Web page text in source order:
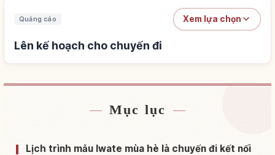
Quảng cáo Xem lựa chọn
Lên kế hoạch cho chuyến đi
Tìm chỗ ở↗
Tìm trải nghiệm↗
Mục lục
Lịch trình mẫu Iwate mùa hè là chuyến đi kết nối